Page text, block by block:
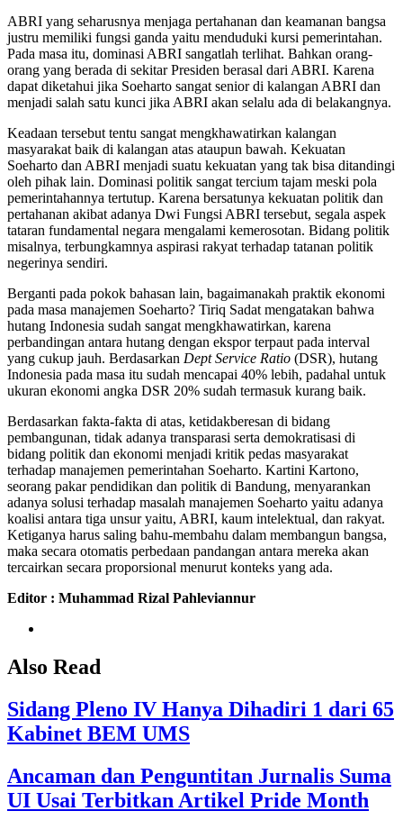
ABRI yang seharusnya menjaga pertahanan dan keamanan bangsa
justru memiliki fungsi ganda yaitu menduduki kursi pemerintahan.
Pada masa itu, dominasi ABRI sangatlah terlihat. Bahkan orang-
orang yang berada di sekitar Presiden berasal dari ABRI. Karena
dapat diketahui jika Soeharto sangat senior di kalangan ABRI dan
menjadi salah satu kunci jika ABRI akan selalu ada di belakangnya.
Keadaan tersebut tentu sangat mengkhawatirkan kalangan
masyarakat baik di kalangan atas ataupun bawah. Kekuatan
Soeharto dan ABRI menjadi suatu kekuatan yang tak bisa ditandingi
oleh pihak lain. Dominasi politik sangat tercium tajam meski pola
pemerintahannya tertutup. Karena bersatunya kekuatan politik dan
pertahanan akibat adanya Dwi Fungsi ABRI tersebut, segala aspek
tataran fundamental negara mengalami kemerosotan. Bidang politik
misalnya, terbungkamnya aspirasi rakyat terhadap tatanan politik
negerinya sendiri.
Berganti pada pokok bahasan lain, bagaimanakah praktik ekonomi
pada masa manajemen Soeharto? Tiriq Sadat mengatakan bahwa
hutang Indonesia sudah sangat mengkhawatirkan, karena
perbandingan antara hutang dengan ekspor terpaut pada interval
yang cukup jauh. Berdasarkan Dept Service Ratio (DSR), hutang
Indonesia pada masa itu sudah mencapai 40% lebih, padahal untuk
ukuran ekonomi angka DSR 20% sudah termasuk kurang baik.
Berdasarkan fakta-fakta di atas, ketidakberesan di bidang
pembangunan, tidak adanya transparasi serta demokratisasi di
bidang politik dan ekonomi menjadi kritik pedas masyarakat
terhadap manajemen pemerintahan Soeharto. Kartini Kartono,
seorang pakar pendidikan dan politik di Bandung, menyarankan
adanya solusi terhadap masalah manajemen Soeharto yaitu adanya
koalisi antara tiga unsur yaitu, ABRI, kaum intelektual, dan rakyat.
Ketiganya harus saling bahu-membahu dalam membangun bangsa,
maka secara otomatis perbedaan pandangan antara mereka akan
tercairkan secara proporsional menurut konteks yang ada.
Editor : Muhammad Rizal Pahleviannur
Also Read
Sidang Pleno IV Hanya Dihadiri 1 dari 65
Kabinet BEM UMS
Ancaman dan Penguntitan Jurnalis Suma
UI Usai Terbitkan Artikel Pride Month